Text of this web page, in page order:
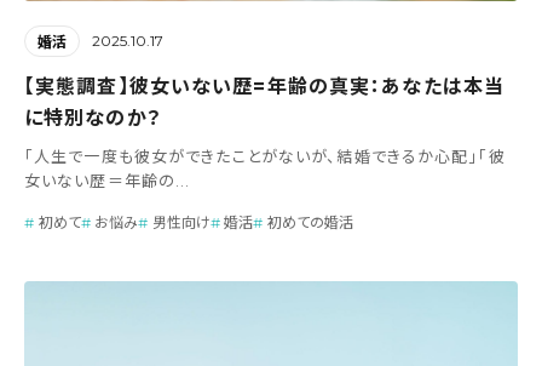
婚活 2025.10.17
【実態調査】彼女いない歴=年齢の真実：あなたは本当
に特別なのか？
「人生で一度も彼女ができたことがないが、結婚できるか心配」「彼
女いない歴＝年齢の...
初めて お悩み 男性向け 婚活 初めての婚活